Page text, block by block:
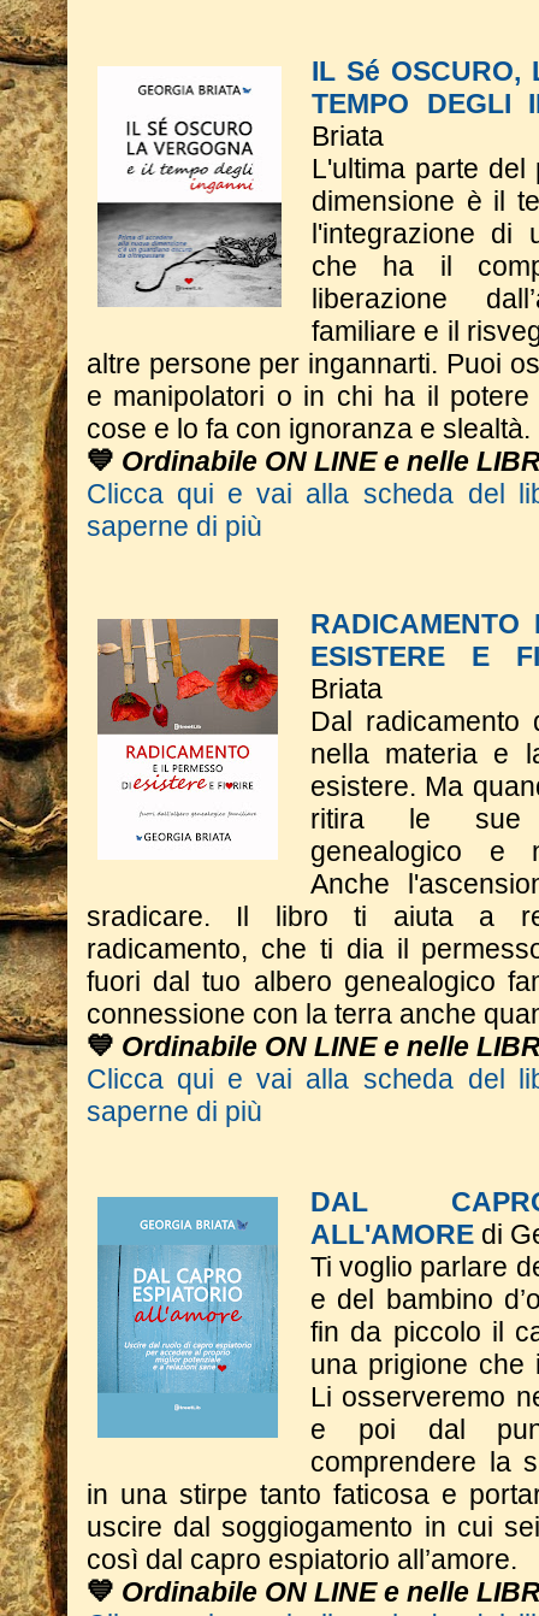
IL Sé OSCURO,
TEMPO DEGLI
Briata
L'ultima parte del
dimensione è il
l'integrazione di
che ha il
liberazione
familiare e il
altre persone per ingannarti. Puoi
e manipolatori o in chi ha il
cose e lo fa con ignoranza e slealtà.
💙 Ordinabile ON LINE e nelle
Clicca qui e vai alla scheda del
saperne di più
ESISTERE E
Briata
Dal radicamento
nella materia e
esistere. Ma
ritira le sue
genealogico e
Anche
sradicare. Il libro ti aiuta a
radicamento, che ti dia il
fuori dal tuo albero genealogico
connessione con la terra anche
💙 Ordinabile ON LINE e nelle
Clicca qui e vai alla scheda del
saperne di più
DAL
ALL'AMORE di
Ti voglio parlare
e del bambino
fin da piccolo il
una prigione che
Li osserveremo
e poi dal
comprendere la
in una stirpe tanto faticosa e
uscire dal soggiogamento in cui
così dal capro espiatorio all’amore.
💙 Ordinabile ON LINE e nelle